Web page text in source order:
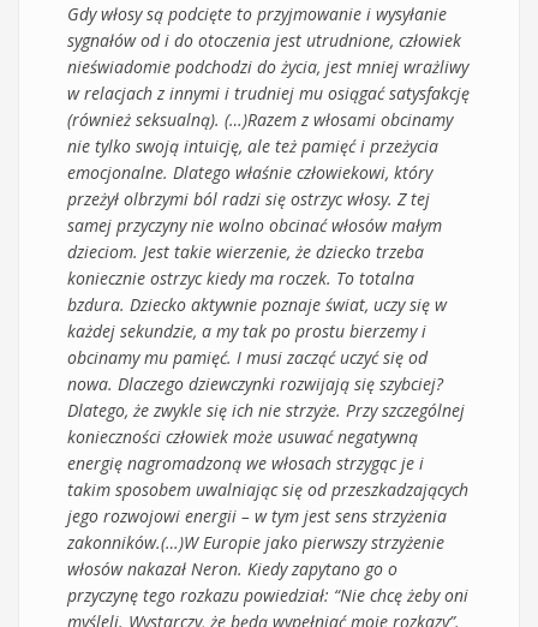
Gdy włosy są podcięte to przyjmowanie i wysyłanie
sygnałów od i do otoczenia jest utrudnione, człowiek
nieświadomie podchodzi do życia, jest mniej wrażliwy
w relacjach z innymi i trudniej mu osiągać satysfakcję
(również seksualną). (…)Razem z włosami obcinamy
nie tylko swoją intuicję, ale też pamięć i przeżycia
emocjonalne. Dlatego właśnie człowiekowi, który
przeżył olbrzymi ból radzi się ostrzyc włosy. Z tej
samej przyczyny nie wolno obcinać włosów małym
dzieciom. Jest takie wierzenie, że dziecko trzeba
koniecznie ostrzyc kiedy ma roczek. To totalna
bzdura. Dziecko aktywnie poznaje świat, uczy się w
każdej sekundzie, a my tak po prostu bierzemy i
obcinamy mu pamięć. I musi zacząć uczyć się od
nowa. Dlaczego dziewczynki rozwijają się szybciej?
Dlatego, że zwykle się ich nie strzyże. Przy szczególnej
konieczności człowiek może usuwać negatywną
energię nagromadzoną we włosach strzygąc je i
takim sposobem uwalniając się od przeszkadzających
jego rozwojowi energii – w tym jest sens strzyżenia
zakonników.(…)W Europie jako pierwszy strzyżenie
włosów nakazał Neron. Kiedy zapytano go o
przyczynę tego rozkazu powiedział: “Nie chcę żeby oni
myśleli. Wystarczy, że będą wypełniać moje rozkazy”.